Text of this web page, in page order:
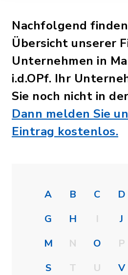
Nachfolgend
Übersicht unserer
Unternehmen in
i.d.OPf. Ihr
Sie noch nicht in
Dann melden Sie
Eintrag kostenlos.
A B C D
G
H I J
M
N O P
S
T U V